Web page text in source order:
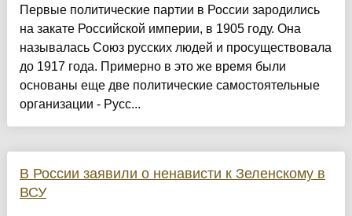
Первые политические партии в России зародились
на закате Российской империи, в 1905 году. Она
называлась Союз русских людей и просуществовала
до 1917 года. Примерно в это же время были
основаны еще две политические самостоятельные
организации - Русс...
В России заявили о ненависти к Зеленскому в
ВСУ